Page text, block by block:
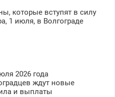
которые вступят в силу
1 июля, в Волгограде
2026 года
ждут новые
и выплаты